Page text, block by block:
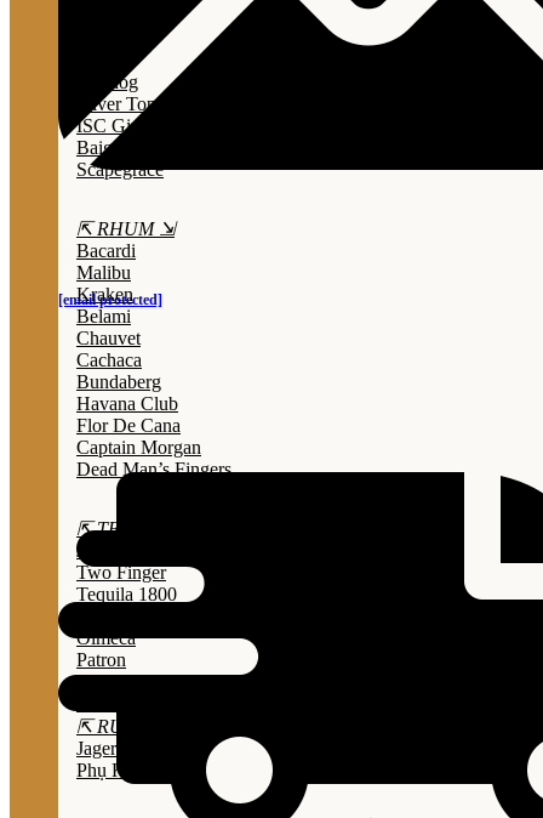
[email protected]
Bulldog
Silver Top
ISC Gin
Baigur
Scapegrace
⇱ RHUM ⇲
Bacardi
Malibu
Kraken
Belami
Chauvet
Cachaca
Bundaberg
Havana Club
Flor De Cana
Captain Morgan
Dead Man’s Fingers
⇱ TEQUILA ⇲
Jose Cuervo
Two Finger
Tequila 1800
Olmeca
Patron
Sauza
⇱ RƯỢU THẢO MỘC ⇲
Jagermeister
Phụ Kiện